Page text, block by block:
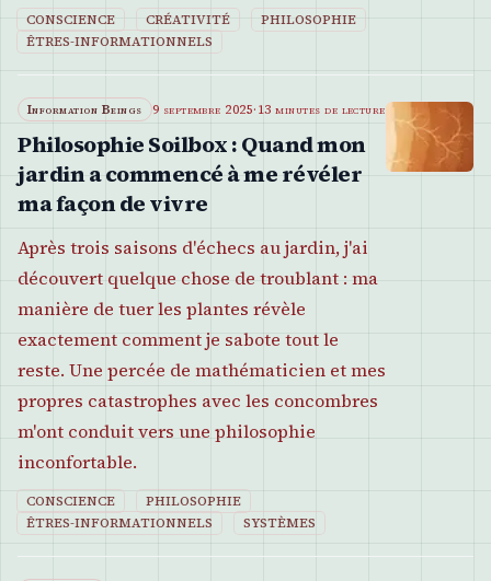
CONSCIENCE CRÉATIVITÉ
PHILOSOPHIE
ÊTRES-INFORMATIONNELS
Information Beings 9 septembre 2025·13 minutes de lecture
Philosophie Soilbox : Quand mon
jardin a commencé à me révéler
ma façon de vivre
Après trois saisons d'échecs au jardin, j'ai
découvert quelque chose de troublant : ma
manière de tuer les plantes révèle
exactement comment je sabote tout le
reste. Une percée de mathématicien et mes
propres catastrophes avec les concombres
m'ont conduit vers une philosophie
inconfortable.
CONSCIENCE
PHILOSOPHIE
ÊTRES-INFORMATIONNELS
SYSTÈMES